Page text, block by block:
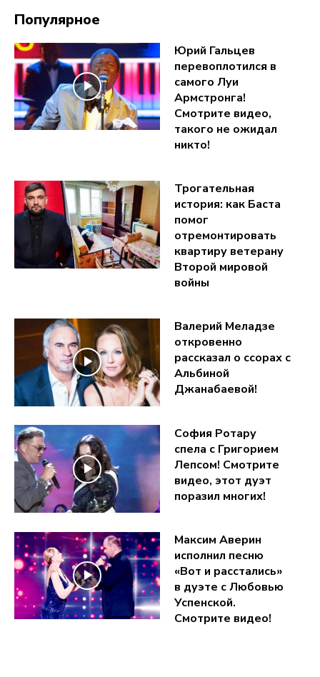
Популярное
Юрий Гальцев
перевоплотился в
самого Луи
Армстронга!
Смотрите видео,
такого не ожидал
никто!
Трогательная
история: как Баста
помог
отремонтировать
квартиру ветерану
Второй мировой
войны
Валерий Меладзе
откровенно
рассказал о ссорах с
Альбиной
Джанабаевой!
София Ротару
спела с Григорием
Лепсом! Смотрите
видео, этот дуэт
поразил многих!
Максим Аверин
исполнил песню
«Вот и расстались»
в дуэте с Любовью
Успенской.
Смотрите видео!